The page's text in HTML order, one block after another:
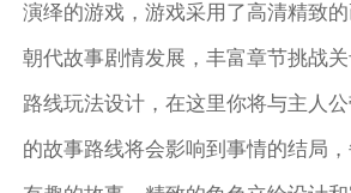
演绎的游戏，游戏采用了高清精致
朝代故事剧情发展，丰富章节挑战
路线玩法设计，在这里你将与主人
的故事路线将会影响到事情的结局